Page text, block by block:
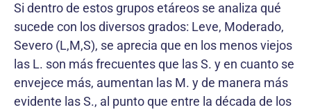
Si dentro de estos grupos etáreos se analiza qué
sucede con los diversos grados: Leve, Moderado,
Severo (L,M,S), se aprecia que en los menos viejos
las L. son más frecuentes que las S. y en cuanto se
envejece más, aumentan las M. y de manera más
evidente las S., al punto que entre la década de los